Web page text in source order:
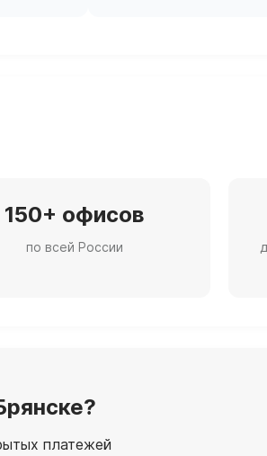
150+ офисов
по всей России
платежей